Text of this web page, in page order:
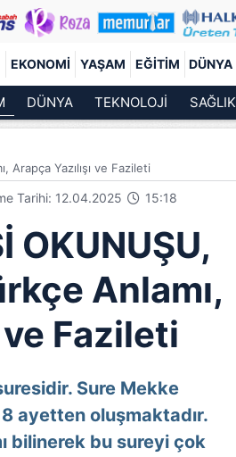
EKONOMI YAŞAM EĞITIM DÜNYA
DÜNYA TEKNOLOJİ SAĞLIK
Arapça Yazılışı ve Fazileti
Tarihi: 12.04.2025 15:18
OKUNUŞU,
Anlamı,
ve Fazileti
Sure Mekke
ayetten oluşmaktadır.
bilinerek bu sureyi çok